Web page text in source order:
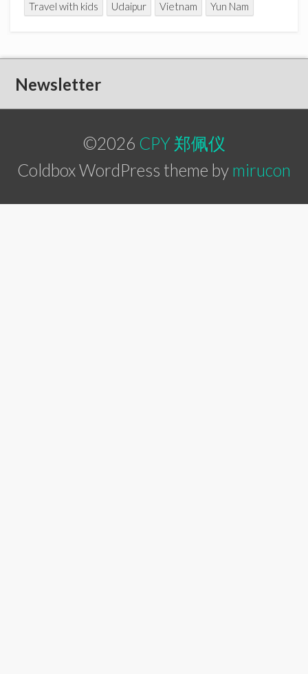
Travel with kids Udaipur Vietnam Yun Nam
Newsletter
©2026 CPY 郑佩仪
Coldbox WordPress theme by mirucon